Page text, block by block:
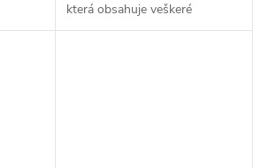
která obsahuje veškeré
vybavení potřebné k indoor